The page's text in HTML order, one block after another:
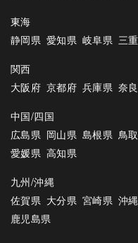
東海
静岡県 愛知県 岐阜県 三
関西
大阪府 京都府 兵庫県 奈
中国/四国
広島県 岡山県 島根県 鳥
愛媛県 高知県
九州/沖縄
佐賀県 大分県 宮崎県 沖
鹿児島県